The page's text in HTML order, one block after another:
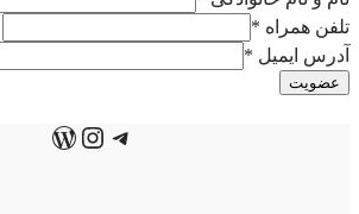
تلفن همراه *
آدرس ایمیل *
عضویت
تلگرام
اینستاگرم